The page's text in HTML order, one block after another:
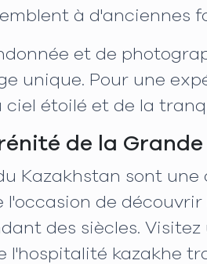
à d'anciennes
et de
unique. Pour une
étoilé et de la
de la
Kazakhstan sont
l'occasion de
des siècles.
l'hospitalité kazakhe